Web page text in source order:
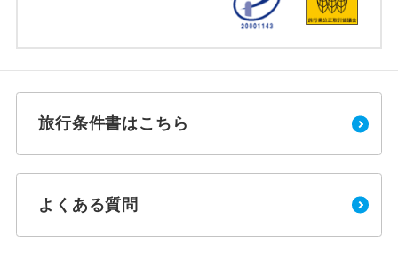
旅行条件書はこちら
よくある質問